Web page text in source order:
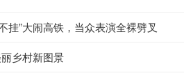
挂”大闹高铁，当众表演全裸劈叉
乡村新图景